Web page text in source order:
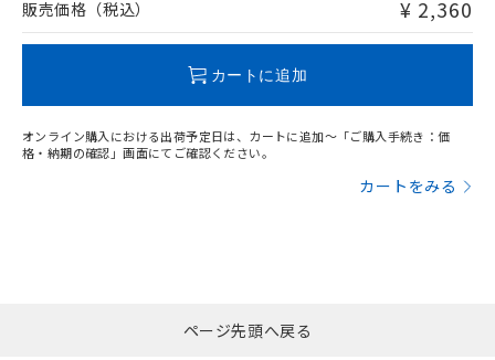
販売価格（税込） ¥ 2,360
カートに追加
オンライン購入における出荷予定日は、カートに追加～「ご購入手続き：価
格・納期の確認」画面にてご確認ください。
カートをみる
ページ先頭へ戻る